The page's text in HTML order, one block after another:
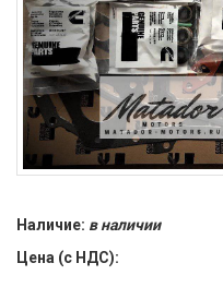
Наличие: в наличии
Цена (с НДС):